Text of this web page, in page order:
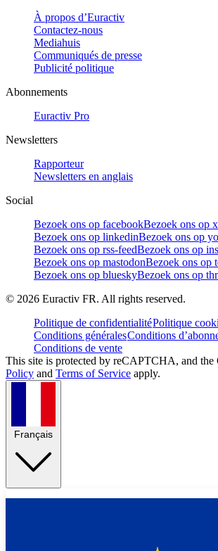
À propos d’Euractiv
Contactez-nous
Mediahuis
Communiqués de presse
Publicité politique
Abonnements
Euractiv Pro
Newsletters
Rapporteur
Newsletters en anglais
Social
Bezoek ons op facebookBezoek ons op x
Bezoek ons op linkedinBezoek ons op
Bezoek ons op rss-feedBezoek ons op
Bezoek ons op mastodonBezoek ons op
Bezoek ons op blueskyBezoek ons op
© 2026 Euractiv FR. All rights reserved.
Politique de confidentialitéPolitique
Conditions généralesConditions
Conditions de vente
This site is protected by reCAPTCHA, and the
Policy and Terms of Service apply.
Français